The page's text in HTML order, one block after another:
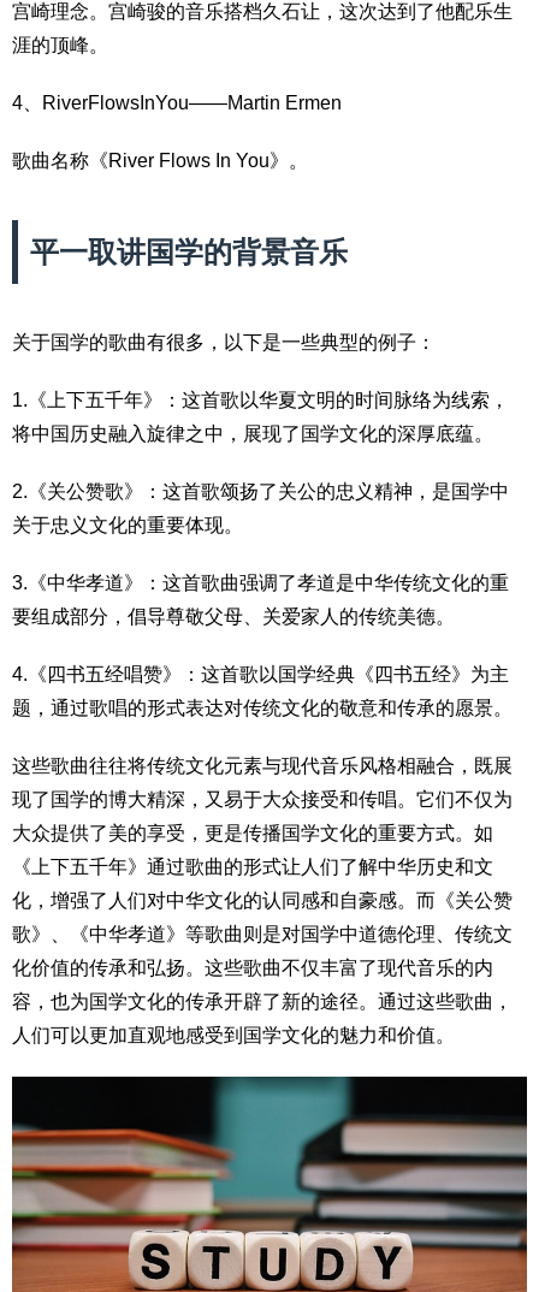
宫崎理念。宫崎骏的音乐搭档久石让，这次达到了他配乐生
涯的顶峰。
4、RiverFlowsInYou——Martin Ermen
歌曲名称《River Flows In You》。
平一取讲国学的背景音乐
关于国学的歌曲有很多，以下是一些典型的例子：
1.《上下五千年》：这首歌以华夏文明的时间脉络为线索，
将中国历史融入旋律之中，展现了国学文化的深厚底蕴。
2.《关公赞歌》：这首歌颂扬了关公的忠义精神，是国学中
关于忠义文化的重要体现。
3.《中华孝道》：这首歌曲强调了孝道是中华传统文化的重
要组成部分，倡导尊敬父母、关爱家人的传统美德。
4.《四书五经唱赞》：这首歌以国学经典《四书五经》为主
题，通过歌唱的形式表达对传统文化的敬意和传承的愿景。
这些歌曲往往将传统文化元素与现代音乐风格相融合，既展
现了国学的博大精深，又易于大众接受和传唱。它们不仅为
大众提供了美的享受，更是传播国学文化的重要方式。如
《上下五千年》通过歌曲的形式让人们了解中华历史和文
化，增强了人们对中华文化的认同感和自豪感。而《关公赞
歌》、《中华孝道》等歌曲则是对国学中道德伦理、传统文
化价值的传承和弘扬。这些歌曲不仅丰富了现代音乐的内
容，也为国学文化的传承开辟了新的途径。通过这些歌曲，
人们可以更加直观地感受到国学文化的魅力和价值。